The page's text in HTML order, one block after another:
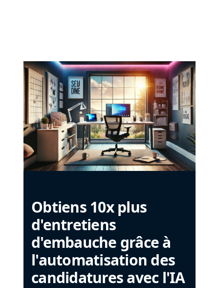
Obtiens 10x plus
d'entretiens
d'embauche grâce à
l'automatisation des
candidatures avec l'IA